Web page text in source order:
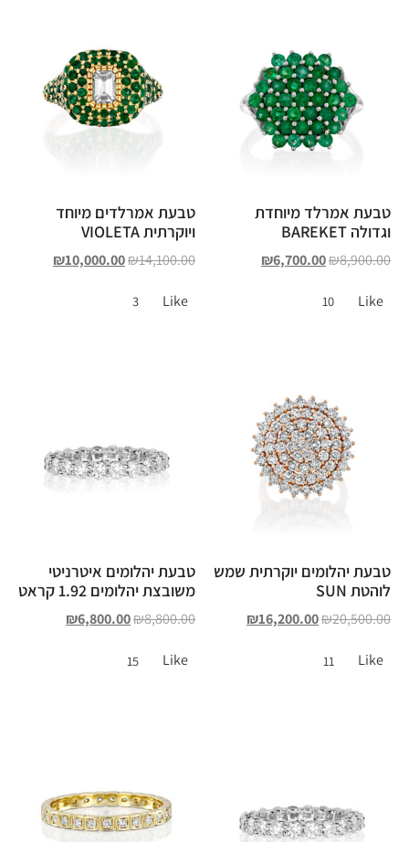
טבעת אמרלד מיוחדת
וגדולה BAREKET
₪8,900.00
₪6,700.00
Like
10
טבעת אמרלדים מיוחד
ויוקרתית VIOLETA
₪14,100.00
₪10,000.00
Like
3
טבעת יהלומים יוקרתית שמש
לוהטת SUN
₪20,500.00
₪16,200.00
Like
11
טבעת יהלומים איטרניטי
משובצת יהלומים 1.92 קראט
₪8,800.00
₪6,800.00
Like
15